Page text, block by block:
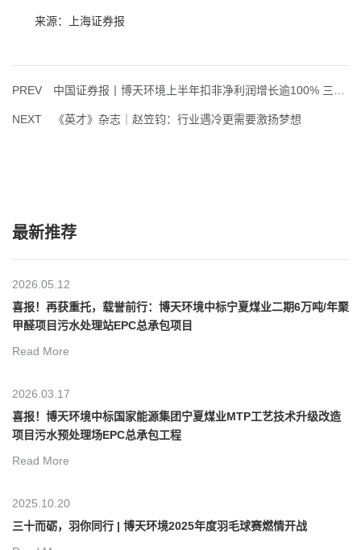
来源：上海证券报
PREV 中国证券报丨博天环境上半年扣非净利润增长逾100% 三大主营业务快速增长
NEXT 《英才》杂志｜赵笠钧：行业遇冷更需要激扬梦想
最新推荐
2026.05.12
喜报！再获重托，载誉前行：博天环境中标宁夏煤业二期6万吨/年聚
甲醛项目污水处理站EPC总承包项目
Read More
2026.03.17
喜报！博天环境中标国家能源集团宁夏煤业MTP工艺技术升级改造
项目污水预处理场EPC总承包工程
Read More
2025.10.20
三十而砺，羽你同行 | 博天环境2025年度羽毛球赛燃情开战